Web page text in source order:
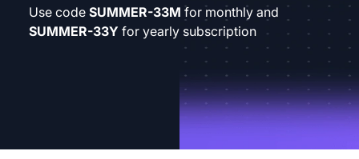
Use code SUMMER-33M for monthly and
SUMMER-33Y for yearly subscription